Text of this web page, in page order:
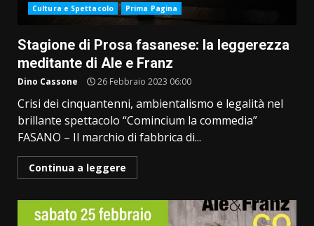
Cultura e Spettacolo Prima Pagina
Stagione di Prosa fasanese: la leggerezza
meditante di Ale e Franz
Dino Cassone 26 Febbraio 2023 06:00
Crisi dei cinquantenni, ambientalismo e legalità nel
brillante spettacolo “Comincium la commedia”
FASANO – Il marchio di fabbrica di...
Continua a leggere